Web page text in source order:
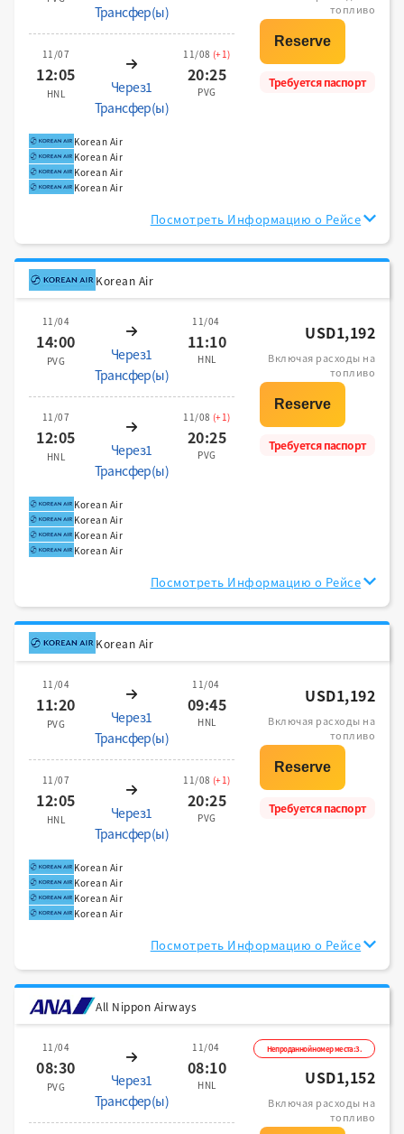
Трансфер(ы)
11/07
12:05
HNL
Через1
Трансфер(ы)
11/08 (+1)
20:25
PVG
топливо
Требуется паспорт
Korean Air
Korean Air
Korean Air
Korean Air
Посмотреть Информацию о Рейсе
Korean Air
11/04
14:00
PVG
Через1
Трансфер(ы)
11/04
11:10
HNL
11/07
12:05
HNL
Через1
Трансфер(ы)
11/08 (+1)
20:25
PVG
USD1,192
Включая расходы на
топливо
Требуется паспорт
Korean Air
Korean Air
Korean Air
Korean Air
Посмотреть Информацию о Рейсе
Korean Air
11/04
11:20
PVG
Через1
Трансфер(ы)
11/04
09:45
HNL
11/07
12:05
HNL
Через1
Трансфер(ы)
11/08 (+1)
20:25
PVG
USD1,192
Включая расходы на
топливо
Требуется паспорт
Korean Air
Korean Air
Korean Air
Korean Air
Посмотреть Информацию о Рейсе
All Nippon Airways
11/04
08:30
PVG
Через1
Трансфер(ы)
11/04
08:10
HNL
Непроданной номер места:3.
USD1,152
Включая расходы на
топливо